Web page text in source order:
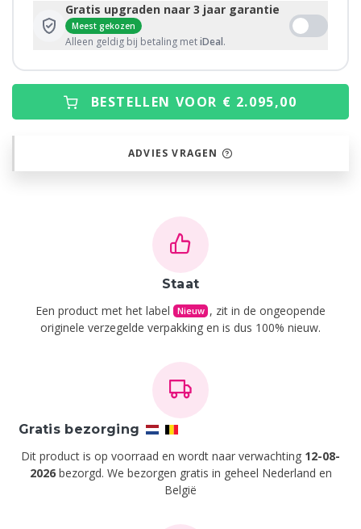
Gratis upgraden naar 3 jaar garantie
Meest gekozen
Alleen geldig bij betaling metiDeal.
BESTELLEN VOOR € 2.095,00
ADVIES VRAGEN
Staat
Een product met het label Nieuw , zit in de ongeopende
originele verzegelde verpakking en is dus 100% nieuw.
Gratis bezorging
Dit product is op voorraad en wordt naar verwachting 12-08-
2026bezorgd. We bezorgen gratis in geheel Nederland en
België